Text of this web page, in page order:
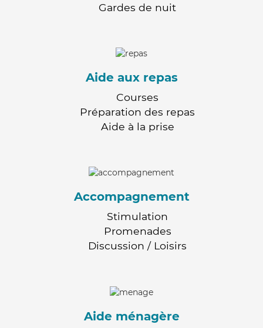
Gardes de nuit
Aide aux repas
Courses
Préparation des repas
Aide à la prise
Accompagnement
Stimulation
Promenades
Discussion / Loisirs
Aide ménagère